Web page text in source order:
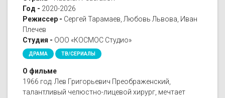
Год - 2020-2026
Режиссер - Сергей Тарамаев, Любовь Львова, Иван
Плечев
Студия - ООО «КОСМОС Студио»
ДРАМА ТВ/СЕРИАЛЫ
О фильме
1966 год. Лев Григорьевич Преображенский,
талантливый челюстно-лицевой хирург, мечтает